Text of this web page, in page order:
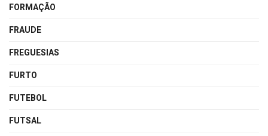
FORMAÇÃO
FRAUDE
FREGUESIAS
FURTO
FUTEBOL
FUTSAL